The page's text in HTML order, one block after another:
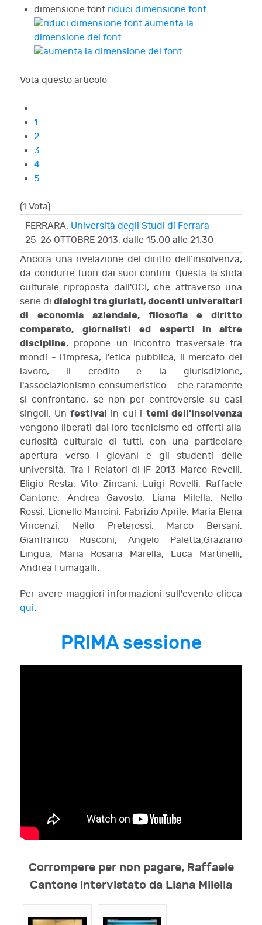
dimensione font riduci dimensione font
aumenta la
dimensione del font
Vota questo articolo
1
2
3
4
5
(1 Vota)
FERRARA, Università degli Studi di Ferrara
25-26 OTTOBRE 2013, dalle 15:00 alle 21:30
Ancora una rivelazione del diritto dell’insolvenza,
da condurre fuori dai suoi confini. Questa la sfida
culturale riproposta dall'OCI, che attraverso una
serie di dialoghi tra giuristi, docenti universitari
di economia aziendale, filosofia e diritto
comparato, giornalisti ed esperti in altre
discipline, propone un incontro trasversale tra
mondi - l'impresa, l'etica pubblica, il mercato del
lavoro, il credito e la giurisdizione,
l'associazionismo consumeristico - che raramente
si confrontano, se non per controversie su casi
singoli. Un festival in cui i temi dell'insolvenza
vengono liberati dal loro tecnicismo ed offerti alla
curiosità culturale di tutti, con una particolare
apertura verso i giovani e gli studenti delle
università. Tra i Relatori di IF 2013 Marco Revelli,
Eligio Resta, Vito Zincani, Luigi Rovelli, Raffaele
Cantone, Andrea Gavosto, Liana Milella, Nello
Rossi, Lionello Mancini, Fabrizio Aprile, Maria Elena
Vincenzi, Nello Preterossi, Marco Bersani,
Gianfranco Rusconi, Angelo Paletta,Graziano
Lingua, Maria Rosaria Marella, Luca Martinelli,
Andrea Fumagalli.
Per avere maggiori informazioni sull'evento clicca
qui.
PRIMA sessione
Corrompere per non pagare, Raffaele
Cantone intervistato da Liana Milella